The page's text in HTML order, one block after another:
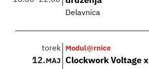
Delavnica
torek
12. MAJ
Modul@rnice
Clockwork Voltage x